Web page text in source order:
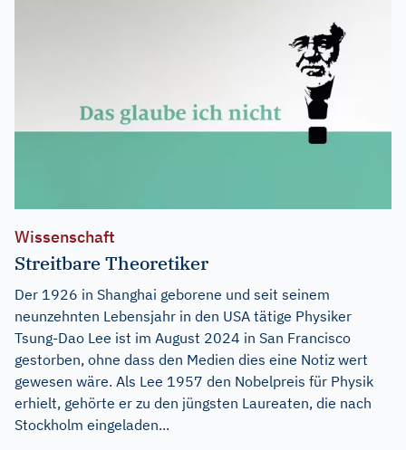
Wissenschaft
Streitbare Theoretiker
Der 1926 in Shanghai geborene und seit seinem
neunzehnten Lebensjahr in den USA tätige Physiker
Tsung-Dao Lee ist im August 2024 in San Francisco
gestorben, ohne dass den Medien dies eine Notiz wert
gewesen wäre. Als Lee 1957 den Nobelpreis für Physik
erhielt, gehörte er zu den jüngsten Laureaten, die nach
Stockholm eingeladen...